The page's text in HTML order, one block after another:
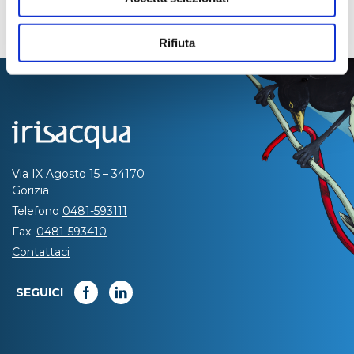
Rifiuta
Via IX Agosto 15 – 34170
Gorizia
Telefono 0481-593111
Fax: 0481-593410
Contattaci
SEGUICI